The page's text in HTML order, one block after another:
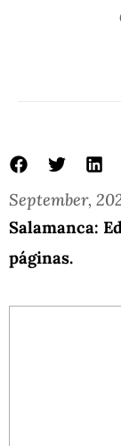
September,
Salamanca:
páginas.